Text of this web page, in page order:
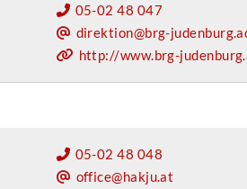
05-02 48 047
direktion@brg-
http://www.brg-
05-02 48 048
office@hakju.at